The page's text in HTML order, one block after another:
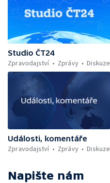
Studio ČT24
Zpravodajství
Zprávy Diskuze
Události, komentáře
Zpravodajství
Zprávy Diskuze
Napište nám